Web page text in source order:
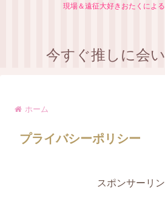
現場＆遠征大好きおたくによ
今すぐ推しに会
ホーム
プライバシーポリシー
スポンサーリ